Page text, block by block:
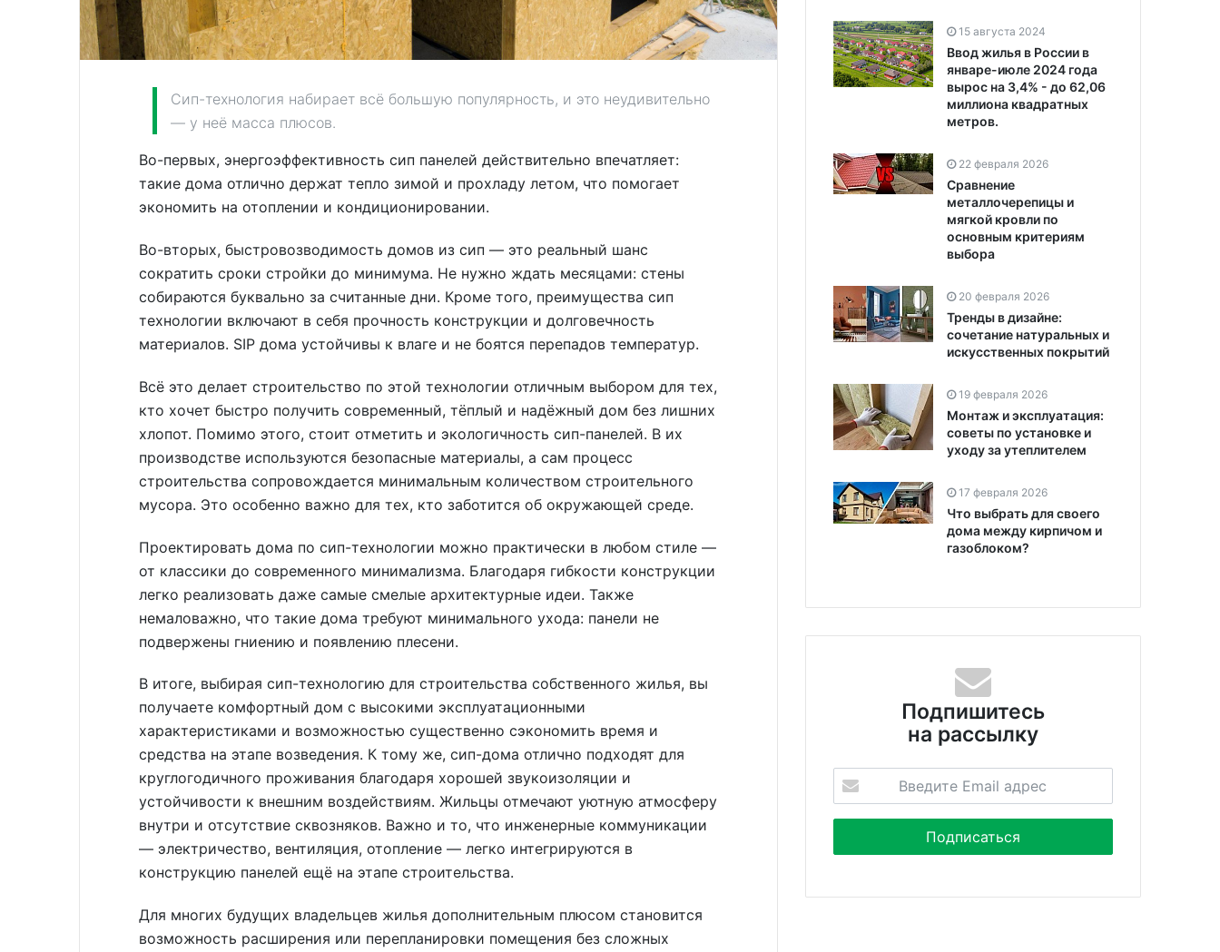
Сип-технология набирает всё большую популярность, и это неудивительно
— у неё масса плюсов.
Во-первых, энергоэффективность сип панелей действительно впечатляет:
такие дома отлично держат тепло зимой и прохладу летом, что помогает
экономить на отоплении и кондиционировании.
Во-вторых, быстровозводимость домов из сип — это реальный шанс
сократить сроки стройки до минимума. Не нужно ждать месяцами: стены
собираются буквально за считанные дни. Кроме того, преимущества сип
технологии включают в себя прочность конструкции и долговечность
материалов. SIP дома устойчивы к влаге и не боятся перепадов температур.
Всё это делает строительство по этой технологии отличным выбором для тех,
кто хочет быстро получить современный, тёплый и надёжный дом без лишних
хлопот. Помимо этого, стоит отметить и экологичность сип-панелей. В их
производстве используются безопасные материалы, а сам процесс
строительства сопровождается минимальным количеством строительного
мусора. Это особенно важно для тех, кто заботится об окружающей среде.
Проектировать дома по сип-технологии можно практически в любом стиле —
от классики до современного минимализма. Благодаря гибкости конструкции
легко реализовать даже самые смелые архитектурные идеи. Также
немаловажно, что такие дома требуют минимального ухода: панели не
подвержены гниению и появлению плесени.
В итоге, выбирая сип-технологию для строительства собственного жилья, вы
получаете комфортный дом с высокими эксплуатационными
характеристиками и возможностью существенно сэкономить время и
средства на этапе возведения. К тому же, сип-дома отлично подходят для
круглогодичного проживания благодаря хорошей звукоизоляции и
устойчивости к внешним воздействиям. Жильцы отмечают уютную атмосферу
внутри и отсутствие сквозняков. Важно и то, что инженерные коммуникации
— электричество, вентиляция, отопление — легко интегрируются в
конструкцию панелей ещё на этапе строительства.
Для многих будущих владельцев жилья дополнительным плюсом становится
возможность расширения или перепланировки помещения без сложных
15 августа 2024
Ввод жилья в России в
январе-июле 2024 года
вырос на 3,4% - до 62,06
миллиона квадратных
метров.
22 февраля 2026
Сравнение
металлочерепицы и
мягкой кровли по
основным критериям
выбора
20 февраля 2026
Тренды в дизайне:
сочетание натуральных и
искусственных покрытий
19 февраля 2026
Монтаж и эксплуатация:
советы по установке и
уходу за утеплителем
17 февраля 2026
Что выбрать для своего
дома между кирпичом и
газоблоком?
Подпишитесь
на рассылку